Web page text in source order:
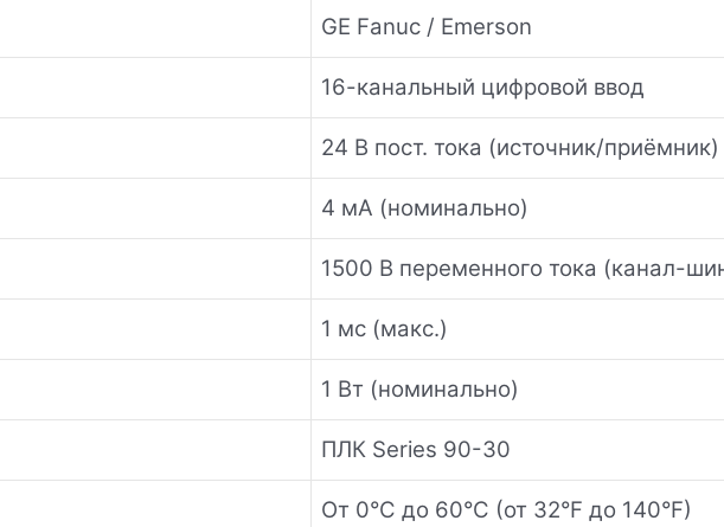
GE Fanuc / Emerson
16-канальный цифровой ввод
24 В пост. тока (источник/приёмник)
4 мА (номинально)
1500 В переменного тока (канал-
1 мс (макс.)
1 Вт (номинально)
ПЛК Series 90-30
От 0°C до 60°C (от 32°F до 140°F)